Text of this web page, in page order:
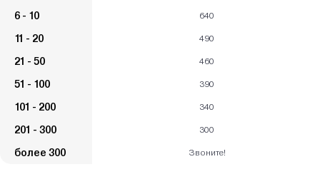
6 - 10
11 - 20
21 - 50
51 - 100
101 - 200
201 - 300
более 300
640
490
460
390
340
300
Звоните!